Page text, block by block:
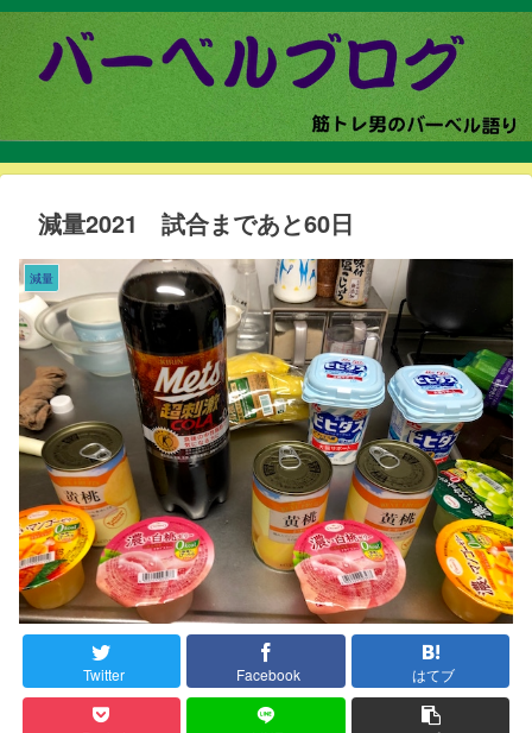
減量2021 試合まであと60日
減量
Twitter Facebook はてブ